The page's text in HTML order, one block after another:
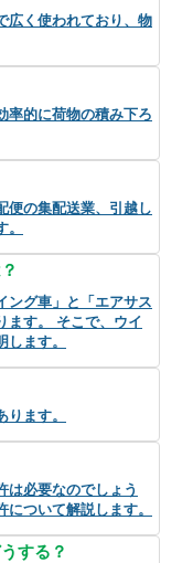
広く使われており、物
率的に荷物の積み下ろ
便の集配送業、引越し
ング車」と「エアサス
ます。 そこで、ウイ
ます。
ます。
は必要なのでしょう
ついて解説します。
する？